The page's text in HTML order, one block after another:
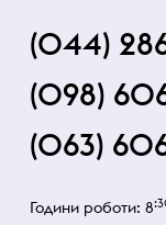
(044)
(098)
(063)
Години роботи: 8